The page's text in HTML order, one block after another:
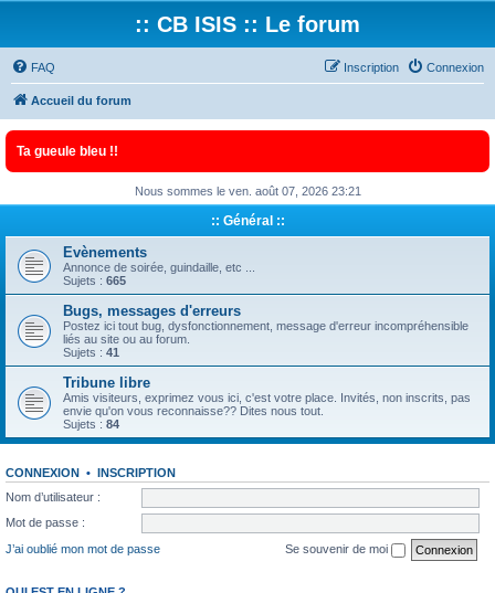
:: CB ISIS :: Le forum
FAQ Connexion
Inscription
Accueil du forum
Ta gueule bleu !!
Nous sommes le ven. août 07, 2026 23:21
:: Général ::
Evènements
Annonce de soirée, guindaille, etc ...
Sujets : 665
Bugs, messages d'erreurs
Postez ici tout bug, dysfonctionnement, message d'erreur incompréhensible
liés au site ou au forum.
Sujets : 41
Tribune libre
Amis visiteurs, exprimez vous ici, c'est votre place. Invités, non inscrits, pas
envie qu'on vous reconnaisse?? Dites nous tout.
Sujets : 84
CONNEXION • INSCRIPTION
Nom d’utilisateur :
Mot de passe :
J’ai oublié mon mot de passe
Se souvenir de moi